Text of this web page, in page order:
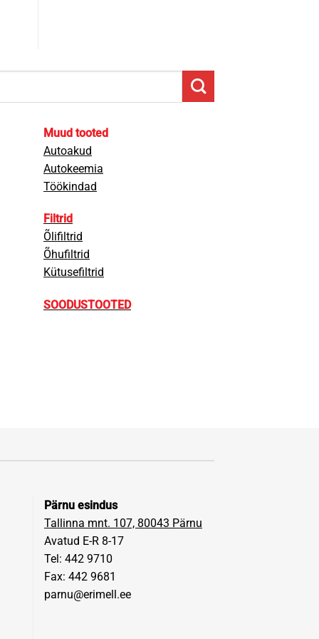
Muud tooted
Autoakud
Autokeemia
Töökindad
Filtrid
Õlifiltrid
Õhufiltrid
Kütusefiltrid
SOODUSTOOTED
Pärnu esindus
Tallinna mnt. 107, 80043 Pärnu
Avatud E-R 8-17
Tel: 442 9710
Fax: 442 9681
parnu@erimell.ee